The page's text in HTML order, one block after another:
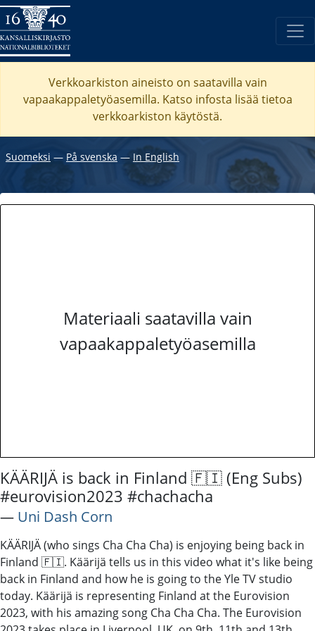
Verkkoarkiston aineisto on saatavilla vain
vapaakappaletyöasemilla. Katso infosta lisää tietoa
verkkoarkiston käytöstä.
Suomeksi ― På svenska ― In English
Materiaali saatavilla vain
vapaakappaletyöasemilla
KÄÄRIJÄ is back in Finland 🇫🇮 (Eng Subs)
#eurovision2023 #chachacha
― Uni Dash Corn
KÄÄRIJÄ (who sings Cha Cha Cha) is enjoying being back in
Finland 🇫🇮. Käärijä tells us in this video what it's like being
back in Finland and how he is going to the Yle TV studio
today. Käärijä is representing Finland at the Eurovision
2023, with his amazing song Cha Cha Cha. The Eurovision